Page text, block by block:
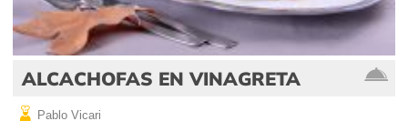
ALCACHOFAS EN VINAGRETA
Pablo Vicari